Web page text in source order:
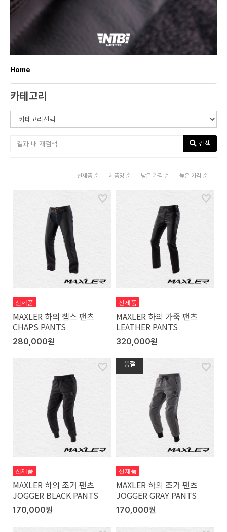
Home
카테고리
검색
신제품 순 제품명 순 낮은 가격 순 높은 가격 순
신제품
MAXLER 하의 챕스 팬츠
CHAPS PANTS
280,000원
신제품
MAXLER 하의 가죽 팬츠
LEATHER PANTS
320,000원
신제품
MAXLER 하의 조거 팬츠
JOGGER BLACK PANTS
170,000원
품절
신제품
MAXLER 하의 조거 팬츠
JOGGER GRAY PANTS
170,000원